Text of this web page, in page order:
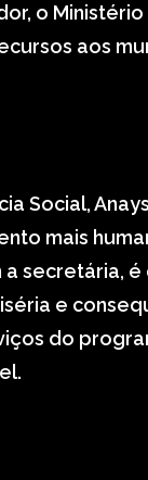
o
aos
Social,
mais
secretária,
e
do